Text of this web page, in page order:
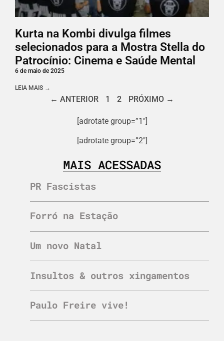
Kurta na Kombi divulga filmes
selecionados para a Mostra Stella do
Patrocínio: Cinema e Saúde Mental
6 de maio de 2025
LEIA MAIS →
← ANTERIOR 1 2 PRÓXIMO →
[adrotate group=”1″]
[adrotate group=”2″]
MAIS ACESSADAS
PR Fascistas
Forró na Estação
Um novo Natal
Insultos & outros xingamentos
Paulo Freire vive!